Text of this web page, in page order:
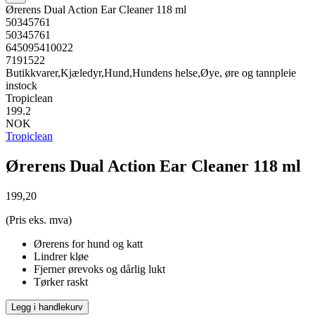
Ørerens Dual Action Ear Cleaner 118 ml
50345761
50345761
645095410022
7191522
Butikkvarer,Kjæledyr,Hund,Hundens helse,Øye, øre og tannpleie
instock
Tropiclean
199.2
NOK
Tropiclean
Ørerens Dual Action Ear Cleaner 118 ml
199,20
(Pris eks. mva)
Ørerens for hund og katt
Lindrer kløe
Fjerner ørevoks og dårlig lukt
Tørker raskt
Legg i handlekurv